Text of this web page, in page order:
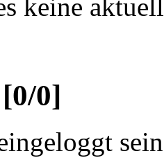
keine
0]